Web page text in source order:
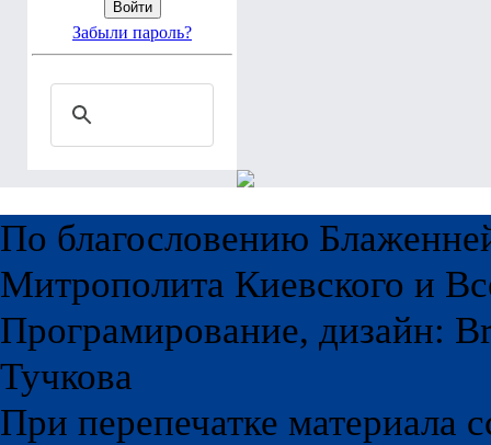
Забыли пароль?
По благословению
Митрополита Киевского и
Програмирование, дизайн:
Тучкова
При перепечатке материала